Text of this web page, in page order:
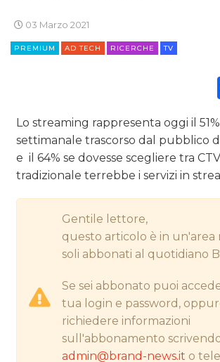
EDITORIA
TV
RICERCHE
PREVISIONI/SCENARI
NORMATIVE
03 Marzo 2021
PREMIUM AD TECH RICERCHE TV
Lo streaming rappresenta oggi il
settimanale trascorso dal pubblico
e il 64% se dovesse scegliere tra
tradizionale terrebbe i servizi in
Gentile lettore,
questo articolo è in un'area
soli abbonati al quotidiano
Se sei abbonato puoi
tua login e password,
richiedere informazioni
sull'abbonamento
admin@brand-news.it o